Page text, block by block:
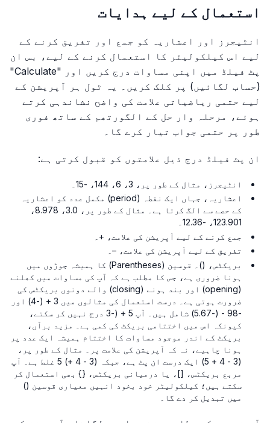
استعمال کے لیے ہدایات
انٹیجرز اور اعشاریہ کو جمع اور تفریق کرنے کے
لیے اس کیلکولیٹر کا استعمال کرنے کے لیے، بس ان
پٹ فیلڈ میں اپنی مساوات درج کریں اور "Calculate"
(حساب لگائیں) پر کلک کریں۔ یہ ٹول ہر آپریشن کے
لیے حتمی ریاضیاتی علامت کی واضح نشاندہی کرتے
ہوئے، مرحلہ وار حل کے الگورتھم کے ساتھ فوری
طور پر حتمی جواب تیار کرے گا۔
ان پٹ فیلڈ درج ذیل علامتوں کو قبول کرتی ہے:
انٹیجرز، مثال کے طور پر، 3، 6، 144، -15۔
اعشاریہ، جہاں ایک نقطہ (period) مکمل عدد کو اعشاریہ
کے حصے سے الگ کرتا ہے۔ مثال کے طور پر، 3.0، 8.978،
123.901، -12.36۔
جمع کرنے کے لیے آپریشن کی علامت، +۔
تفریق کے لیے آپریشن کی علامت، –۔
بریکٹس، ()۔ قوسین (Parentheses) کا ہمیشہ جوڑوں میں
ہونا ضروری ہے، جس کا مطلب ہے کہ آپ کی مساوات میں کھلنے
(opening) اور بند ہونے (closing) والے دونوں بریکٹس کی
ضرورت ہوتی ہے۔ درست استعمال کی مثالوں میں 3 + (-4) اور
-98 - (-5.67) شامل ہیں۔ آپ 5 + (-3 درج نہیں کر سکتے،
کیونکہ اس میں اختتامی بریکٹ کی کمی ہے۔ مزید برآں،
بریکٹ کے اندر موجود مساوات کا اختتام ہمیشہ ایک عدد پر
ہونا چاہیے، نہ کہ آپریشن کی علامت پر۔ مثال کے طور پر،
(3 - 4 + 5) ایک درست ان پٹ ہے، جبکہ (3 - 4 +) 5 غلط ہے۔ آپ
مربع بریکٹس، []، یا درمیانی بریکٹس، {} بھی استعمال کر
سکتے ہیں؛ کیلکولیٹر خود بخود انہیں معیاری قوسین ()
میں تبدیل کر دے گا۔